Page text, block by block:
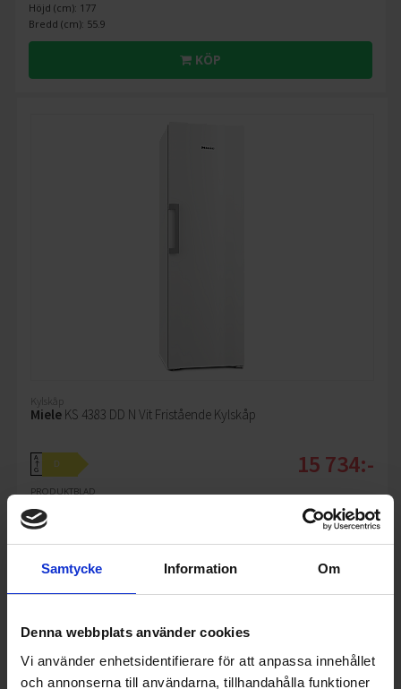
Samtycke Information Om
Denna webbplats använder cookies
Vi använder enhetsidentifierare för att anpassa innehållet
och annonserna till användarna, tillhandahålla funktioner
Höjd (cm): 177
Bredd (cm): 55.9
KÖP
Kylskåp
Miele KS 4383 DD N Vit Fristående Kylskåp
A
↑
G
D
PRODUKTBLAD
Höjd (cm): 185.5
15 734:-
KÖP